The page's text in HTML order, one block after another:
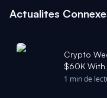
Actualites
Crypto
$60K With
Outflow;
1 min de